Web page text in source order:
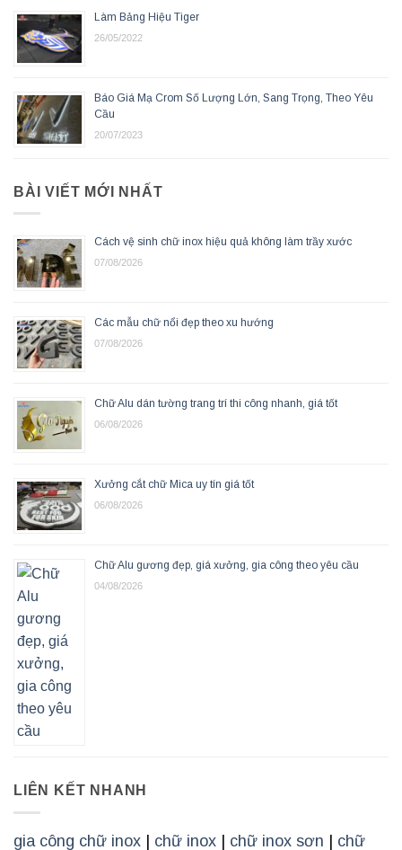
Làm Bảng Hiệu Tiger
26/05/2022
Báo Giá Mạ Crom Số Lượng Lớn, Sang Trọng, Theo Yêu
Cầu
20/07/2023
BÀI VIẾT MỚI NHẤT
Cách vệ sinh chữ inox hiệu quả không làm trầy xước
07/08/2026
Các mẫu chữ nổi đẹp theo xu hướng
07/08/2026
Chữ Alu dán tường trang trí thi công nhanh, giá tốt
06/08/2026
Xưởng cắt chữ Mica uy tín giá tốt
06/08/2026
Chữ Alu gương đẹp, giá xưởng, gia công theo yêu cầu
04/08/2026
LIÊN KẾT NHANH
gia công chữ inox | chữ inox | chữ inox sơn | chữ